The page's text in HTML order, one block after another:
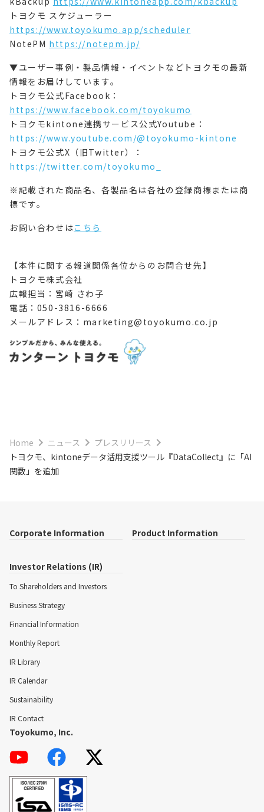
トヨクモ スケジューラー
https://www.toyokumo.app/scheduler
NotePM https://notepm.jp/
▼ユーザー事例・製品情報・イベントなどトヨクモの最新
情報をお届けしています。
トヨクモ公式Facebook：
https://www.facebook.com/toyokumo
トヨクモkintone連携サービス公式Youtube：
https://www.youtube.com/@toyokumo-kintone
トヨクモ公式X（旧Twitter）：
https://twitter.com/toyokumo_
※記載された商品名、各製品名は各社の登録商標または商
標です。
お問い合わせはこちら
【本件に関する報道関係各位からのお問合せ先】
トヨクモ株式会社
広報担当：宮崎 さわ子
電話：050-3816-6666
メールアドレス：marketing@toyokumo.co.jp
Home ニュース
プレスリリース
トヨクモ、kintoneデータ活用支援ツール『DataCollect』に「AI
関数」を追加
Corporate Information Product Information
Investor Relations (IR)
To Shareholders and Investors
Business Strategy
Financial Information
Monthly Report
IR Library
IR Calendar
Sustainability
IR Contact
Toyokumo, Inc.